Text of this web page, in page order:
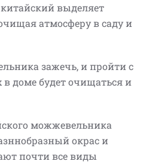
выделяет
атмосферу в саду и
зажечь, и пройти с
в доме будет очищаться и
можжевельника
окрас и
почти все виды